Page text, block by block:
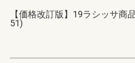
【価格改訂版】19ラシッサ商
51)